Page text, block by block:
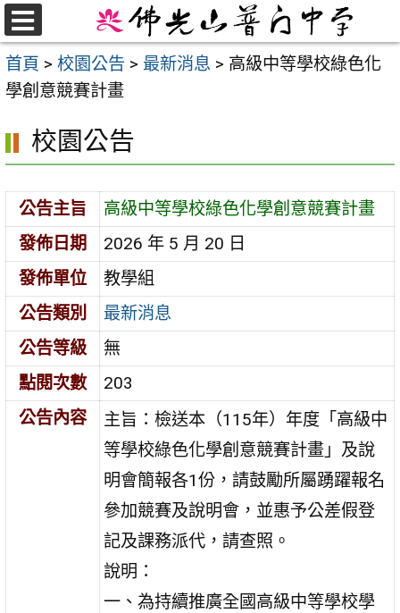
跳
至
主
要
首頁 > 校園公告 > 最新消息 > 高級中等學校綠色化
學創意競賽計畫
校園公告
公告主旨
高級中等學校綠色化學創意競賽計畫
發佈日期
2026 年 5 月 20 日
發佈單位
教學組
公告類別
最新消息
公告等級
無
點閱次數
203
公告內容
主旨：檢送本（115年）年度「高級中
等學校綠色化學創意競賽計畫」及說
明會簡報各1份，請鼓勵所屬踴躍報名
參加競賽及說明會，並惠予公差假登
記及課務派代，請查照。
說明：
一、為持續推廣全國高級中等學校學
選
單